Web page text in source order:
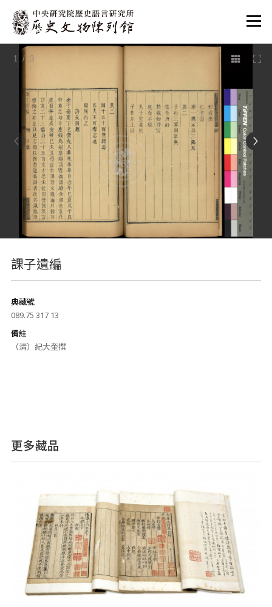
:::
1 / 3
課子遺編
典藏號
089.75 317 13
備註
（清）紀大奎撰
更多藏品